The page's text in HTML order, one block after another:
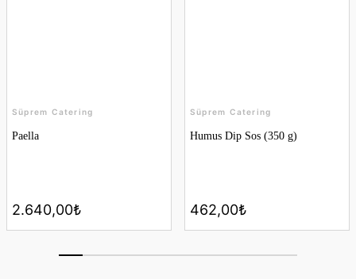
Süprem Catering
Paella
2.640,00₺
Süprem Catering
Humus Dip Sos (350 g)
462,00₺